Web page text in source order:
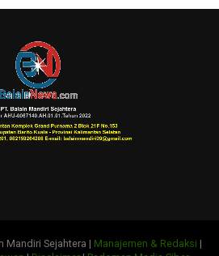
Mandiri Sejahtera | Manajemen & Redaksi |